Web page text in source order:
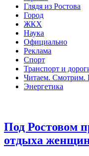
Глядя из Ростова
Город
ЖКХ
Наука
Официально
Реклама
Спорт
Транспорт и
Читаем. Смотрим.
Энергетика
Под Ростовом
отдыха